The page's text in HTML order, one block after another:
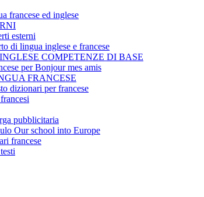
francese ed inglese
esterni
di lingua inglese e francese
COMPETENZE DI BASE
per Bonjour mes amis
FRANCESE
dizionari per francese
pubblicitaria
Our school into Europe
francese